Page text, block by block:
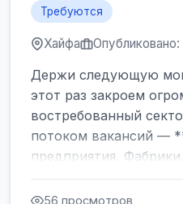
Требуются
Хайфа
Держи следующую
этот раз закроем
востребованный
потоком вакансий —
предприятия,
Производственные
56 просмотров